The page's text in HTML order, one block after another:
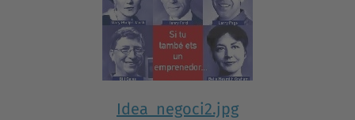
Idea_negoci2.jpg